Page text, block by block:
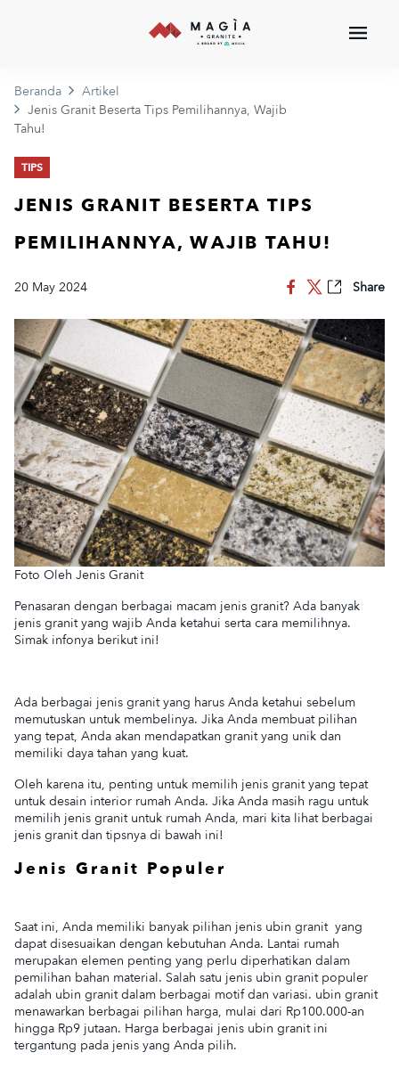
Beranda
Artikel
Jenis Granit Beserta Tips Pemilihannya, Wajib
Tahu!
TIPS
JENIS GRANIT BESERTA TIPS
PEMILIHANNYA, WAJIB TAHU!
20 May 2024 Share
Foto Oleh Jenis Granit
Penasaran dengan berbagai macam jenis granit? Ada banyak
jenis granit yang wajib Anda ketahui serta cara memilihnya.
Simak infonya berikut ini!
Ada berbagai jenis granit yang harus Anda ketahui sebelum
memutuskan untuk membelinya. Jika Anda membuat pilihan
yang tepat, Anda akan mendapatkan granit yang unik dan
memiliki daya tahan yang kuat.
Oleh karena itu, penting untuk memilih jenis granit yang tepat
untuk desain interior rumah Anda. Jika Anda masih ragu untuk
memilih jenis granit untuk rumah Anda, mari kita lihat berbagai
jenis granit dan tipsnya di bawah ini!
Jenis Granit Populer
Saat ini, Anda memiliki banyak pilihan jenis ubin granit yang
dapat disesuaikan dengan kebutuhan Anda. Lantai rumah
merupakan elemen penting yang perlu diperhatikan dalam
pemilihan bahan material. Salah satu jenis ubin granit populer
adalah ubin granit dalam berbagai motif dan variasi. ubin granit
menawarkan berbagai pilihan harga, mulai dari Rp100.000-an
hingga Rp9 jutaan. Harga berbagai jenis ubin granit ini
tergantung pada jenis yang Anda pilih.